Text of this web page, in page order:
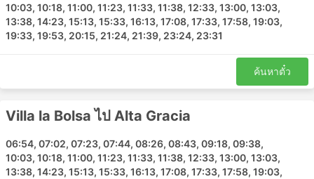
Anisacate
Alta Gracia
Villa Montenegro
Despenaderos
La Serranita จุดหมายยอดนิยม
10:03, 10:18, 11:00, 11:23, 11:33, 11:38, 12:33, 13:00, 13:03,
13:38, 14:23, 15:13, 15:33, 16:13, 17:08, 17:33, 17:58, 19:03,
19:33, 19:53, 20:15, 21:24, 21:39, 23:24, 23:31
ค้นหาตั๋ว
Villa la Bolsa ไป Alta Gracia
06:54, 07:02, 07:23, 07:44, 08:26, 08:43, 09:18, 09:38,
10:03, 10:18, 11:00, 11:23, 11:33, 11:38, 12:33, 13:00, 13:03,
13:38, 14:23, 15:13, 15:33, 16:13, 17:08, 17:33, 17:58, 19:03,